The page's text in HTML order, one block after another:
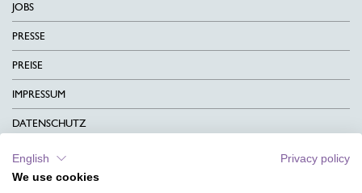
JOBS
PRESSE
PREISE
IMPRESSUM
DATENSCHUTZ
KONTAKT
AGB
English
Privacy policy
We use cookies